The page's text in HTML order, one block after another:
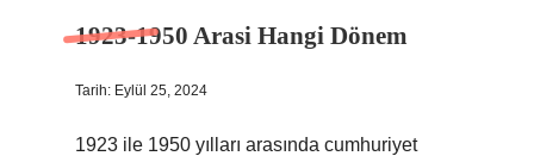
1923-1950 Arasi Hangi Dönem
Tarih: Eylül 25, 2024
1923 ile 1950 yılları arasında cumhuriyet